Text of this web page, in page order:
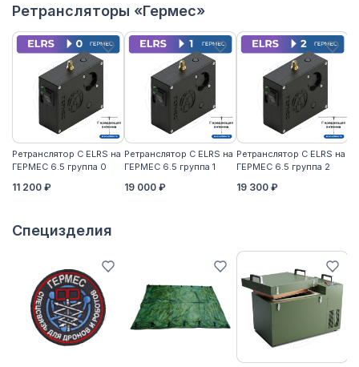
Ретрансляторы «Гермес»
Ретранслятор С ELRS на
ГЕРМЕС 6.5 группа 0
11 200 ₽
Ретранслятор С ELRS на
ГЕРМЕС 6.5 группа 1
19 000 ₽
Ретранслятор С ELRS на
ГЕРМЕС 6.5 группа 2
19 300 ₽
Специзделия